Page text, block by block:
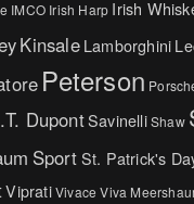
IMCO Irish Harp Irish
KinsaleLamborghini
Peterson
DupontSavinelliShaw
SportSt. Patrick's
VipratiVivace Viva